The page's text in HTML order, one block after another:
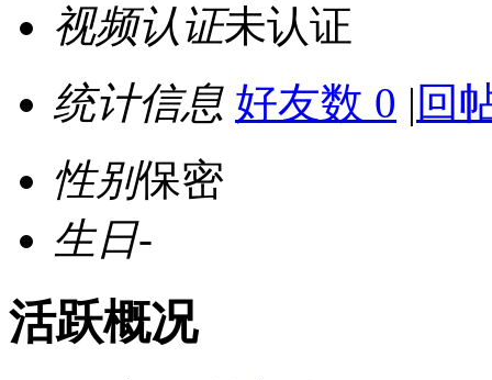
视频认证未认证
统计信息 好友数 0 | 回
性别保密
生日-
活跃概况